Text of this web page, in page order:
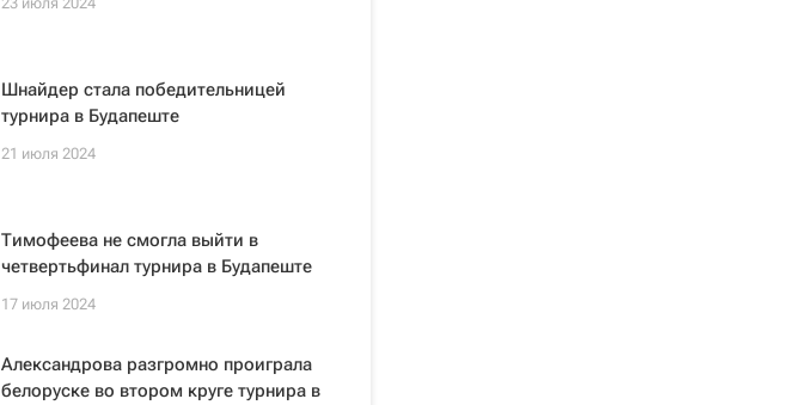
Шнайдер стала победительницей
турнира в Будапеште
21 июля 2024
Тимофеева не смогла выйти в
четвертьфинал турнира в Будапеште
17 июля 2024
Александрова разгромно проиграла
белоруске во втором круге турнира в